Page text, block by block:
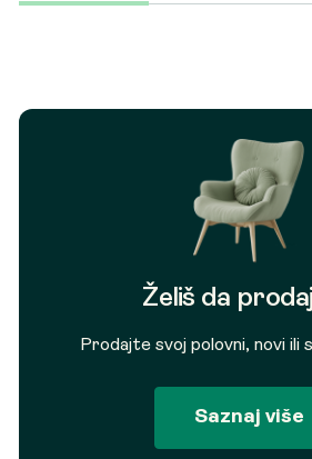
Želiš da
Prodajte svoj polovni, novi ili
Saznaj više